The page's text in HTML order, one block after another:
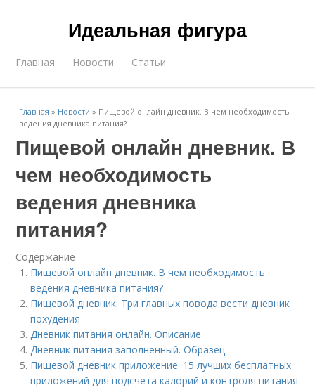
Идеальная фигура
Главная Новости Статьи
Главная » Новости » Пищевой онлайн дневник. В чем необходимость
ведения дневника питания?
Пищевой онлайн дневник. В
чем необходимость
ведения дневника
питания?
Содержание
Пищевой онлайн дневник. В чем необходимость
ведения дневника питания?
Пищевой дневник. Три главных повода вести дневник
похудения
Дневник питания онлайн. Описание
Дневник питания заполненный. Образец
Пищевой дневник приложение. 15 лучших бесплатных
приложений для подсчета калорий и контроля питания